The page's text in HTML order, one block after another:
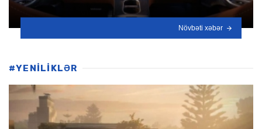
Növbəti xəbər
#YENİLİKLƏR